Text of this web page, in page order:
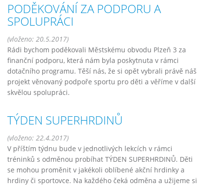
PODĚKOVÁNÍ ZA PODPORU A
SPOLUPRÁCI
(vloženo: 20.5.2017)
Rádi bychom poděkovali Městskému obvodu Plzeň 3 za
finanční podporu, která nám byla poskytnuta v rámci
dotačního programu. Těší nás, že si opět vybrali právě náš
projekt věnovaný podpoře sportu pro děti a věříme v další
skvělou spolupráci.
TÝDEN SUPERHRDINŮ
(vloženo: 22.4.2017)
V příštím týdnu bude v jednotlivých lekcích v rámci
tréninků s odměnou probíhat TÝDEN SUPERHRDINŮ. Děti
se mohou proměnit v jakékoli oblíbené akční hrdinky a
hrdiny či sportovce. Na každého čeká odměna a užijeme si